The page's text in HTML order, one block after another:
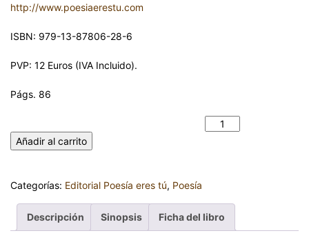
http://www.poesiaerestu.com
ISBN: 979-13-87806-28-6
PVP: 12 Euros (IVA Incluido).
Págs. 86
Añadir al carrito
Categorías: Editorial Poesía eres tú, Poesía
Descripción Sinopsis Ficha del libro